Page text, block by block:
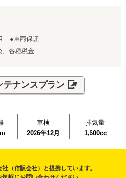
●車両保証
各種税金
テナンスプラン
車検
2026年12月
排気量
1,600cc
（信販会社）と提携しています。